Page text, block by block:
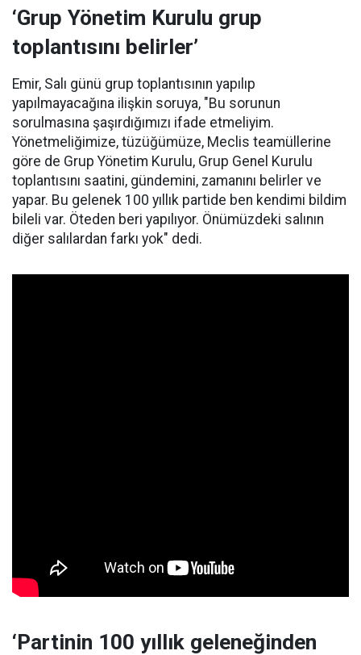
‘Grup Yönetim Kurulu grup
toplantısını belirler’
Emir, Salı günü grup toplantısının yapılıp
yapılmayacağına ilişkin soruya, "Bu sorunun
sorulmasına şaşırdığımızı ifade etmeliyim.
Yönetmeliğimize, tüzüğümüze, Meclis teamüllerine
göre de Grup Yönetim Kurulu, Grup Genel Kurulu
toplantısını saatini, gündemini, zamanını belirler ve
yapar. Bu gelenek 100 yıllık partide ben kendimi bildim
bileli var. Öteden beri yapılıyor. Önümüzdeki salının
diğer salılardan farkı yok" dedi.
‘Partinin 100 yıllık geleneğinden